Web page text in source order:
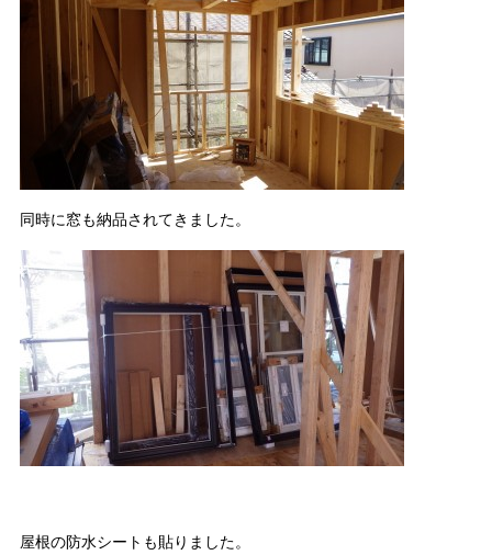
同時に窓も納品されてきました。
屋根の防水シートも貼りました。